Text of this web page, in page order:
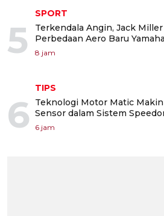
5
SPORT
Terkendala Angin, Jack
Perbedaan Aero Baru
8 jam
6
TIPS
Teknologi Motor Matic
Sensor dalam Sistem
6 jam